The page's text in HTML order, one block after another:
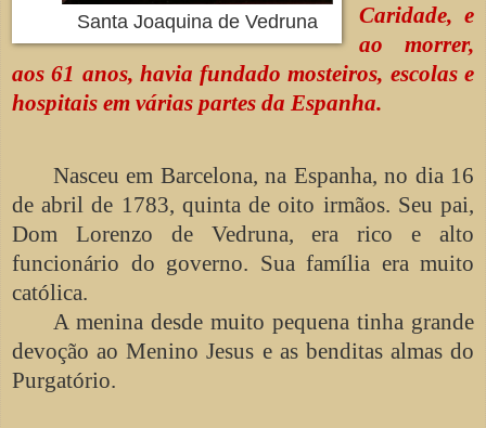
Santa Joaquina de Vedruna
Caridade, e
ao morrer,
aos 61 anos, havia fundado mosteiros, escolas e
hospitais em várias partes da Espanha.
Nasceu em Barcelona, na Espanha, no dia 16
de abril de 1783, quinta de oito irmãos. Seu pai,
Dom Lorenzo de Vedruna, era rico e alto
funcionário do governo. Sua família era muito
católica.
A menina desde muito pequena tinha grande
devoção ao Menino Jesus e as benditas almas do
Purgatório.